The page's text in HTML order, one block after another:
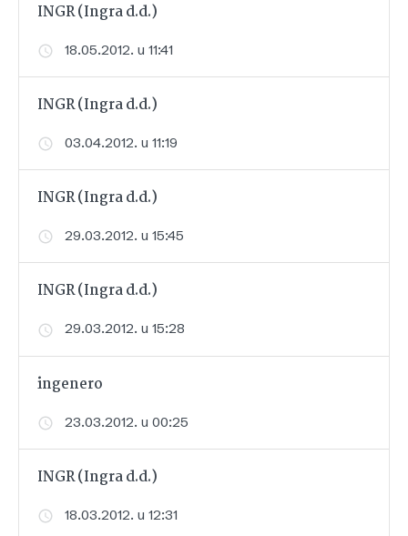
INGR (Ingra d.d.)
18.05.2012. u 11:41
INGR (Ingra d.d.)
03.04.2012. u 11:19
INGR (Ingra d.d.)
29.03.2012. u 15:45
INGR (Ingra d.d.)
29.03.2012. u 15:28
ingenero
23.03.2012. u 00:25
INGR (Ingra d.d.)
18.03.2012. u 12:31